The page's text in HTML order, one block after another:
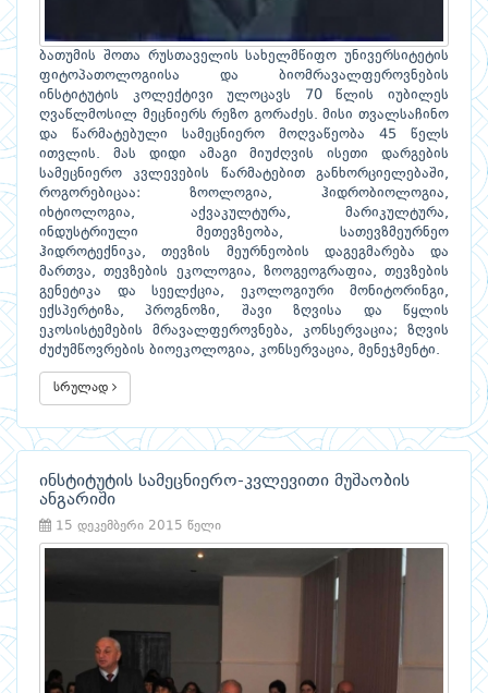
ბათუმის შოთა რუსთაველის სახელმწიფო უნივერსიტეტის
ფიტოპათოლოგიისა და ბიომრავალფეროვნების
ინსტიტუტის კოლექტივი ულოცავს 70 წლის იუბილეს
ღვაწლმოსილ მეცნიერს რეზო გორაძეს. მისი თვალსაჩინო
და წარმატებული სამეცნიერო მოღვაწეობა 45 წელს
ითვლის. მას დიდი ამაგი მიუძღვის ისეთი დარგების
სამეცნიერო კვლევების წარმატებით განხორციელებაში,
როგორებიცაა: ზოოლოგია, ჰიდრობიოლოგია,
იხტიოლოგია, აქვაკულტურა, მარიკულტურა,
ინდუსტრიული მეთევზეობა, სათევზმეურნეო
ჰიდროტექნიკა, თევზის მეურნეობის დაგეგმარება და
მართვა, თევზების ეკოლოგია, ზოოგეოგრაფია, თევზების
გენეტიკა და სეელქცია, ეკოლოგიური მონიტორინგი,
ექსპერტიზა, პროგნოზი, შავი ზღვისა და წყლის
ეკოსისტემების მრავალფეროვნება, კონსერვაცია; ზღვის
ძუძუმწოვრების ბიოეკოლოგია, კონსერვაცია, მენეჯმენტი.
სრულად
ინსტიტუტის სამეცნიერო-კვლევითი მუშაობის
ანგარიში
15 დეკემბერი 2015 წელი